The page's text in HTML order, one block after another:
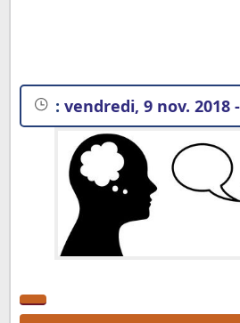
: vendredi, 9 nov. 2018